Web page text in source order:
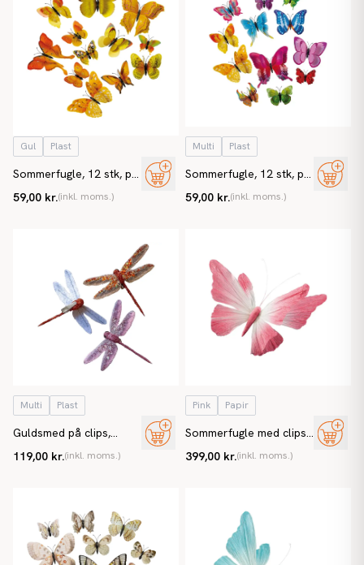
Gul Plast
Sommerfugle, 12 stk, på
sommerfugle
59,00 kr.(inkl. moms.)
Multi Plast
Sommerfugle, 12 stk, på
sommerfugle
59,00 kr.(inkl. moms.)
Multi Plast
Guldsmed på clips,
kunstig dyr
119,00 kr.(inkl. moms.)
Pink Papir
Sommerfugle med clips,
399,00 kr.(inkl. moms.)